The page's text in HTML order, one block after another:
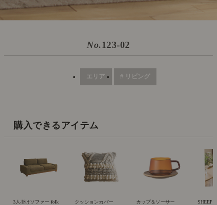
No.123-02
エリア # リビング
購入できるアイテム
3人掛けソファー folk
クッションカバー
カップ＆ソーサー
SHEEP